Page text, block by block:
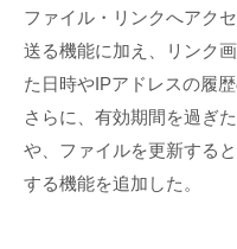
ファイル・リンクへアク
送る機能に加え、リンク
た日時やIPアドレスの履
さらに、有効期間を過ぎ
や、ファイルを更新する
する機能を追加した。